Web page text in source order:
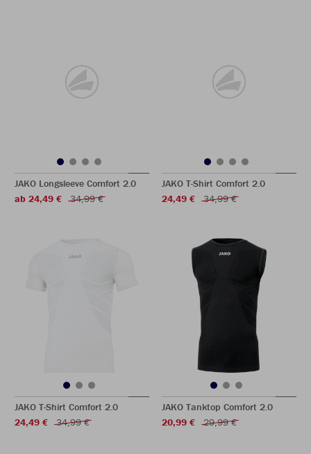
JAKO Longsleeve Comfort 2.0
ab 24,49 €
34,99 €
JAKO T-Shirt Comfort 2.0
24,49 €
34,99 €
JAKO T-Shirt Comfort 2.0
24,49 €
34,99 €
JAKO Tanktop Comfort 2.0
20,99 €
29,99 €